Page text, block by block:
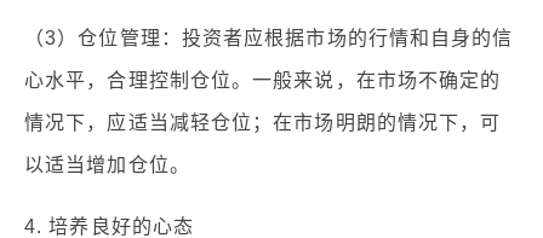
（3）仓位管理：投资者应根据市场的行情和自身的信
心水平，合理控制仓位。一般来说，在市场不确定的
情况下，应适当减轻仓位；在市场明朗的情况下，可
以适当增加仓位。
4. 培养良好的心态